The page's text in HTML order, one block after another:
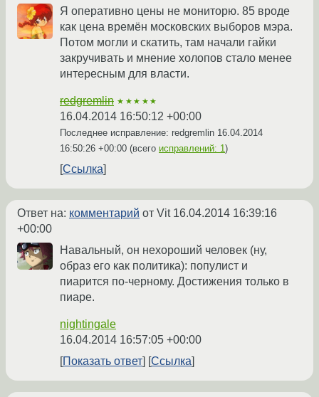
Я оперативно цены не мониторю. 85 вроде
как цена времён московских выборов мэра.
Потом могли и скатить, там начали гайки
закручивать и мнение холопов стало менее
интересным для власти.
redgremlin ★★★★★
16.04.2014 16:50:12 +00:00
Последнее исправление: redgremlin 16.04.2014
16:50:26 +00:00 (всего исправлений: 1)
Ссылка
Ответ на: комментарий от Vit 16.04.2014 16:39:16
+00:00
Навальный, он нехороший человек (ну,
образ его как политика): популист и
пиарится по-черному. Достижения только в
пиаре.
nightingale
16.04.2014 16:57:05 +00:00
Показать ответ
Ссылка